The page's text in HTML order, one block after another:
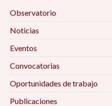
Observatorio
Noticias
Eventos
Convocatorias
Oportunidades de trabajo
Publicaciones